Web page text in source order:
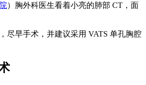
）胸外科医生看着小亮的肺部 CT，面
尽早手术，并建议采用 VATS 单孔胸腔